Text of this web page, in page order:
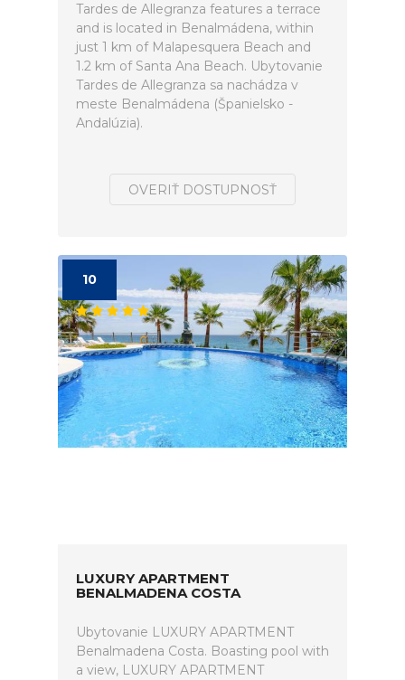
Tardes de Allegranza features a terrace
and is located in Benalmádena, within
just 1 km of Malapesquera Beach and
1.2 km of Santa Ana Beach. Ubytovanie
Tardes de Allegranza sa nachádza v
meste Benalmádena (Španielsko -
Andalúzia).
OVERIŤ DOSTUPNOSŤ
10
LUXURY APARTMENT
BENALMADENA COSTA
Ubytovanie LUXURY APARTMENT
Benalmadena Costa. Boasting pool with
a view, LUXURY APARTMENT